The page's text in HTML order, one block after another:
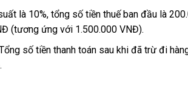
là 10%, tổng số tiền thuế ban đầu là
(tương ứng với 1.500.000 VNĐ).
số tiền thanh toán sau khi đã trừ đi